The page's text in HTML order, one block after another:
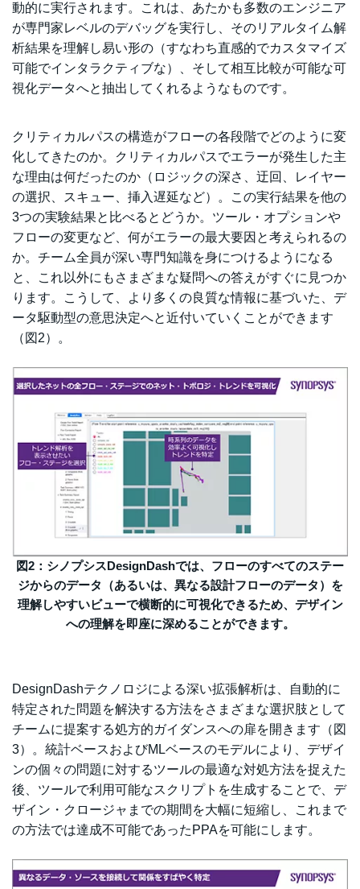
動的に実行されます。これは、あたかも多数のエンジニア
が専門家レベルのデバッグを実行し、そのリアルタイム解
析結果を理解し易い形の（すなわち直感的でカスタマイズ
可能でインタラクティブな）、そして相互比較が可能な可
視化データへと抽出してくれるようなものです。
クリティカルパスの構造がフローの各段階でどのように変
化してきたのか。クリティカルパスでエラーが発生した主
な理由は何だったのか（ロジックの深さ、迂回、レイヤー
の選択、スキュー、挿入遅延など）。この実行結果を他の
3つの実験結果と比べるとどうか。ツール・オプションや
フローの変更など、何がエラーの最大要因と考えられるの
か。チーム全員が深い専門知識を身につけるようになる
と、これ以外にもさまざまな疑問への答えがすぐに見つか
ります。こうして、より多くの良質な情報に基づいた、デ
ータ駆動型の意思決定へと近付いていくことができます
（図2）。
図2：シノプシスDesignDashでは、フローのすべてのステー
ジからのデータ（あるいは、異なる設計フローのデータ）を
理解しやすいビューで横断的に可視化できるため、デザイン
への理解を即座に深めることができます。
DesignDashテクノロジによる深い拡張解析は、自動的に
特定された問題を解決する方法をさまざまな選択肢として
チームに提案する処方的ガイダンスへの扉を開きます（図
3）。統計ベースおよびMLベースのモデルにより、デザイ
ンの個々の問題に対するツールの最適な対処方法を捉えた
後、ツールで利用可能なスクリプトを生成することで、デ
ザイン・クロージャまでの期間を大幅に短縮し、これまで
の方法では達成不可能であったPPAを可能にします。